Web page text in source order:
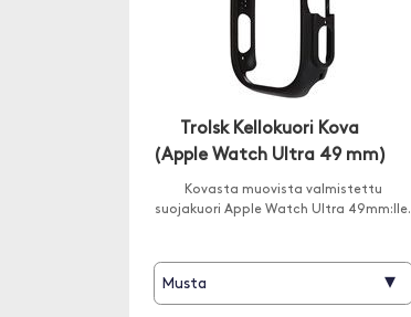
Trolsk Kellokuori Kova
(Apple Watch Ultra 49 mm)
Kovasta muovista valmistettu
suojakuori Apple Watch Ultra 49mm:lle.
Musta ▾